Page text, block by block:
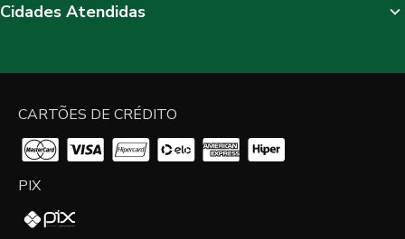
Cidades Atendidas
CARTÕES DE CRÉDITO
PIX